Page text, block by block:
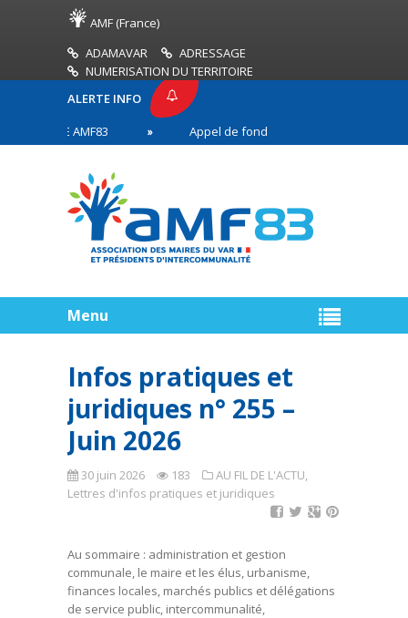
AMF (France)
ADAMAVAR
ADRESSAGE
NUMERISATION DU TERRITOIRE
ALERTE INFO
AMF83
Appel de fonds incendies de forêt
en première ligne
Menu
Infos pratiques et
juridiques n° 255 –
Juin 2026
30 juin 2026 183 AU FIL DE L'ACTU,
Lettres d'infos pratiques et juridiques
Au sommaire : administration et gestion
communale, le maire et les élus, urbanisme,
finances locales, marchés publics et délégations
de service public, intercommunalité,